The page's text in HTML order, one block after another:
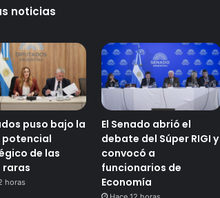
noticias
puso bajo la
potencial
de las
raras
horas
El Senado abrió el
debate del Súper RIGI y
convocó a
funcionarios de
Economía